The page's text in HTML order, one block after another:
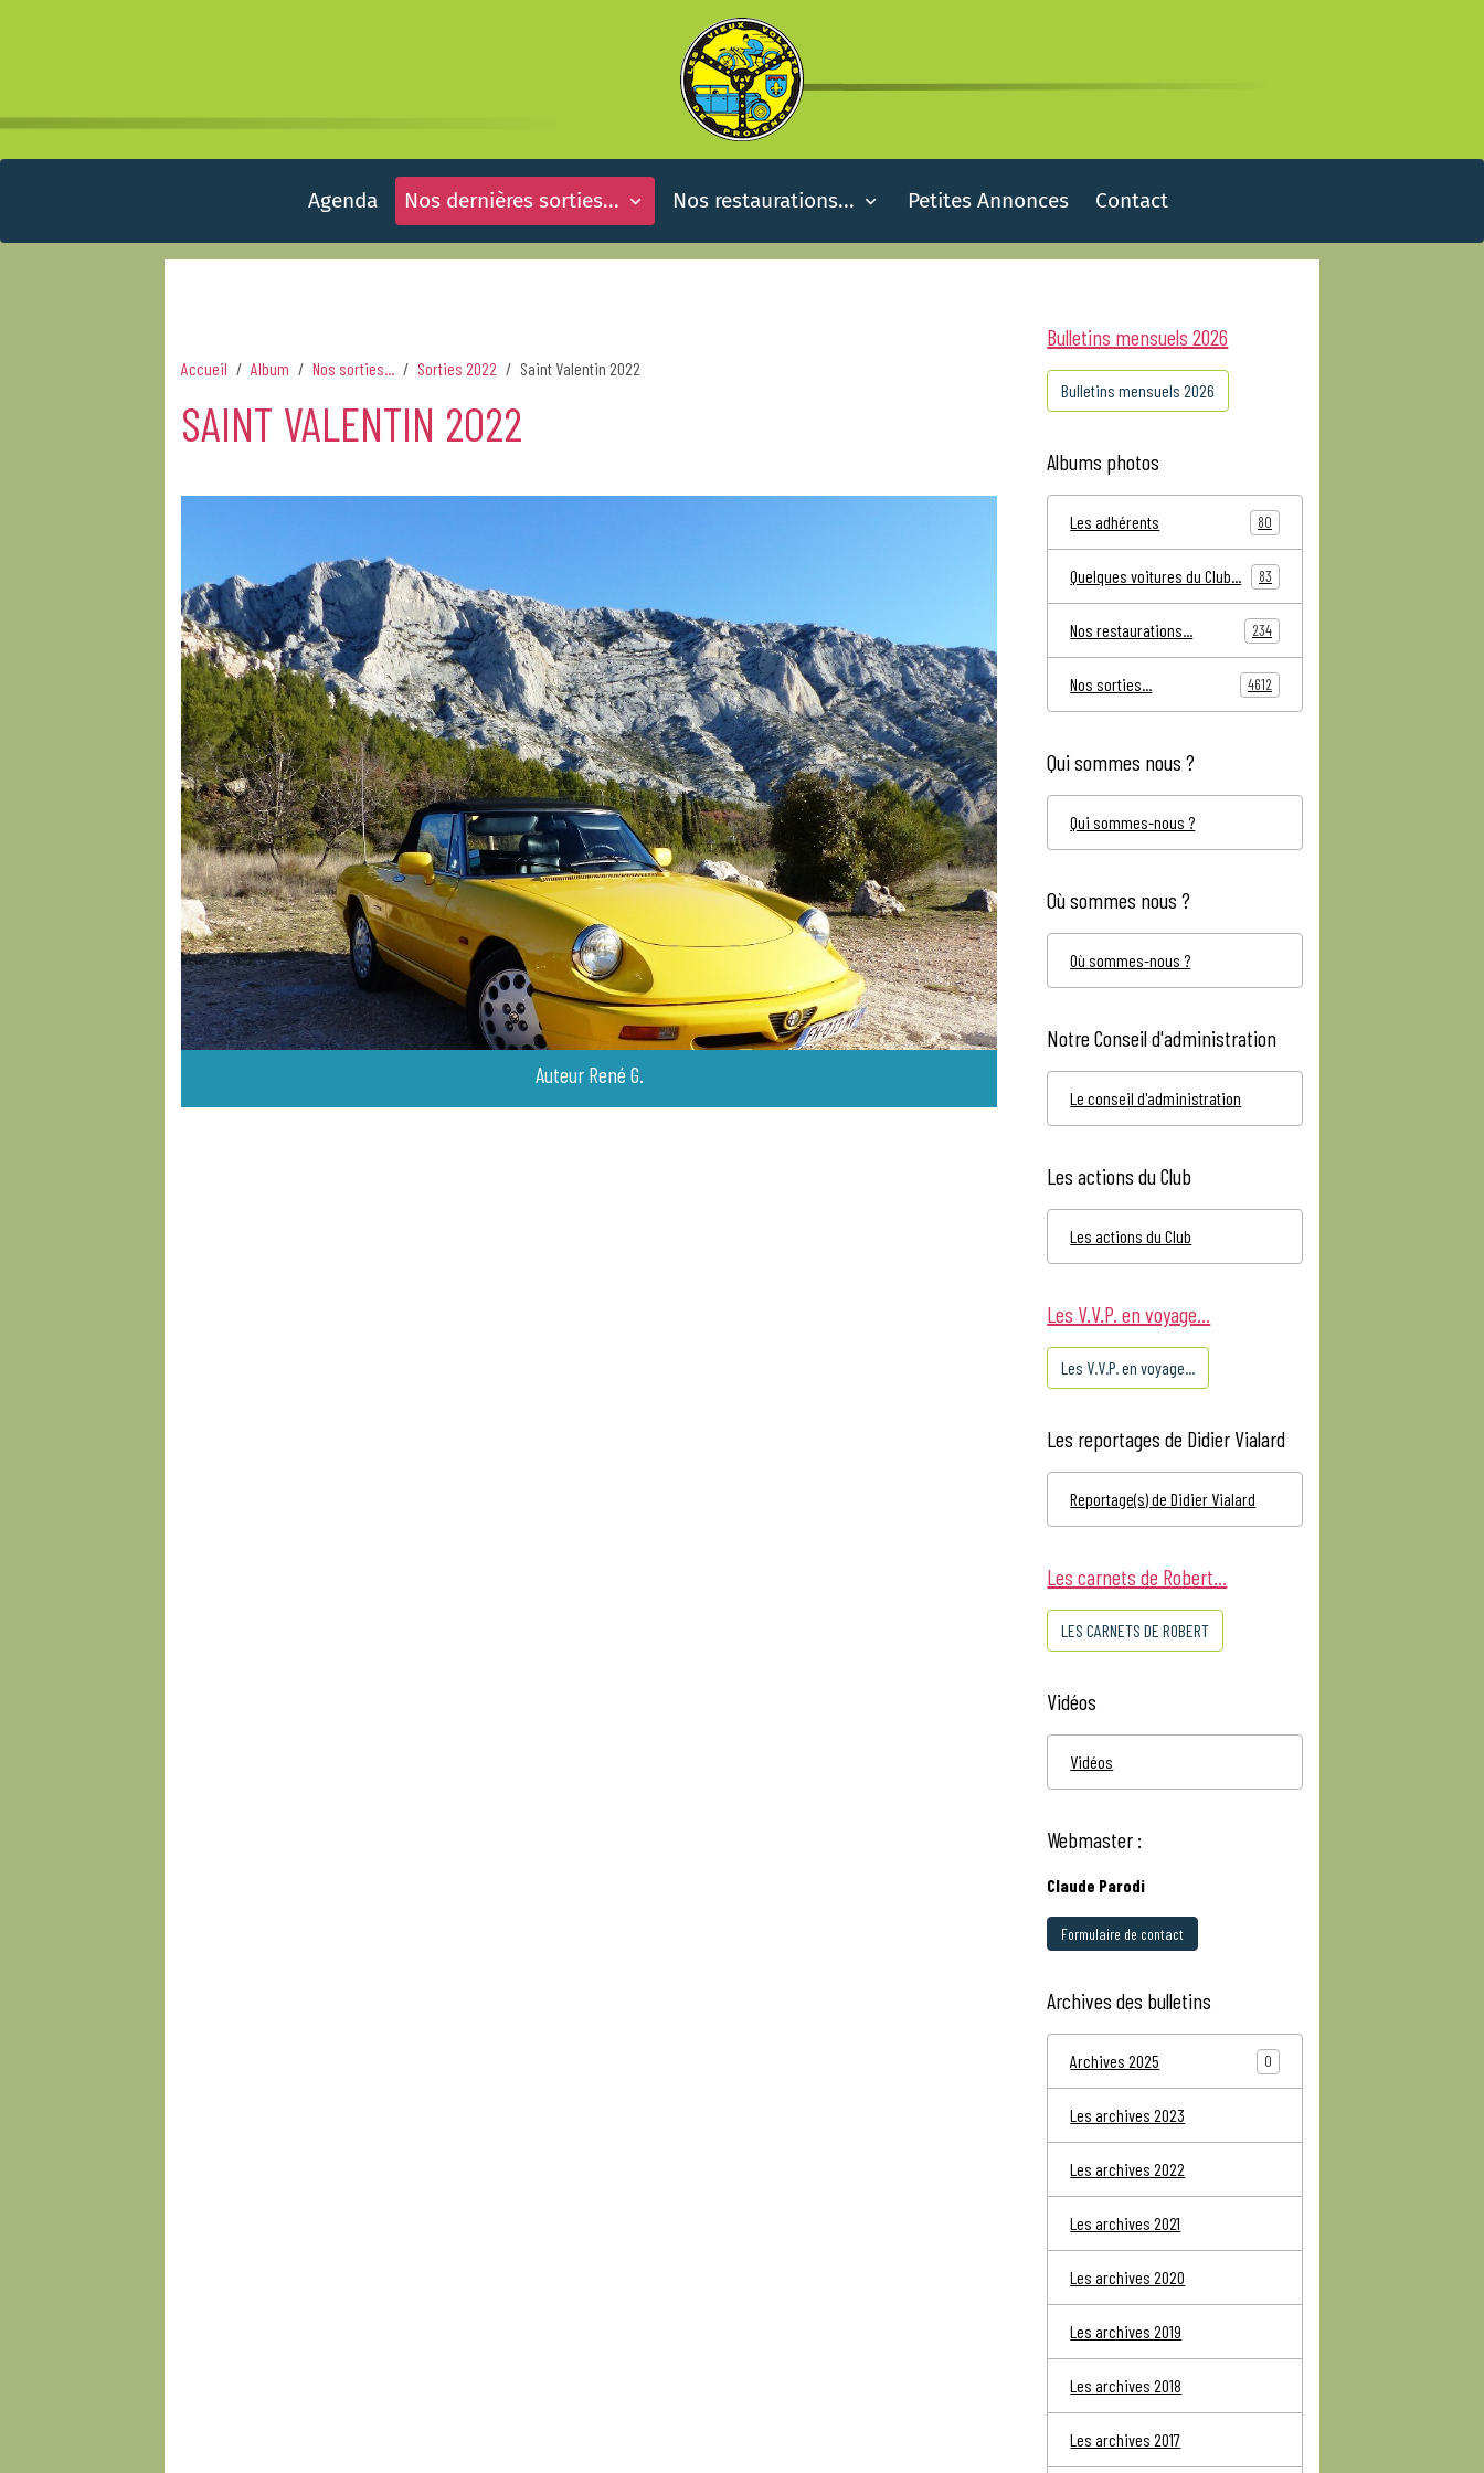
Agenda Nos dernières sorties... Nos restaurations... Petites Annonces Contact
Accueil Album Nos sorties... Sorties 2022 Saint Valentin 2022
SAINT VALENTIN 2022
Auteur René G.
Bulletins mensuels 2026
Bulletins mensuels 2026
Albums photos
Les adhérents 80
Quelques voitures du Club... 83
Nos restaurations... 234
Nos sorties... 4612
Qui sommes nous ?
Qui sommes-nous ?
Où sommes nous ?
Où sommes-nous ?
Notre Conseil d'administration
Le conseil d'administration
Les actions du Club
Les actions du Club
Les V.V.P. en voyage...
Les V.V.P. en voyage...
Les reportages de Didier Vialard
Reportage(s) de Didier Vialard
Les carnets de Robert...
LES CARNETS DE ROBERT
Vidéos
Vidéos
Webmaster :
Claude Parodi
Formulaire de contact
Archives des bulletins
Archives 2025 0
Les archives 2023
Les archives 2022
Les archives 2021
Les archives 2020
Les archives 2019
Les archives 2018
Les archives 2017